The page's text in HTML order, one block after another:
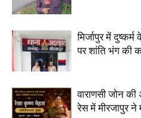
मिर्जापुर में
पर शांति भंग की
वाराणसी जोन की
रेस में मीरजापुर ने